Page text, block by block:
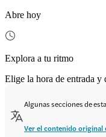
Abre hoy
Explora a tu ritmo
Elige la hora de entrada y
Algunas secciones de
Ver el contenido original